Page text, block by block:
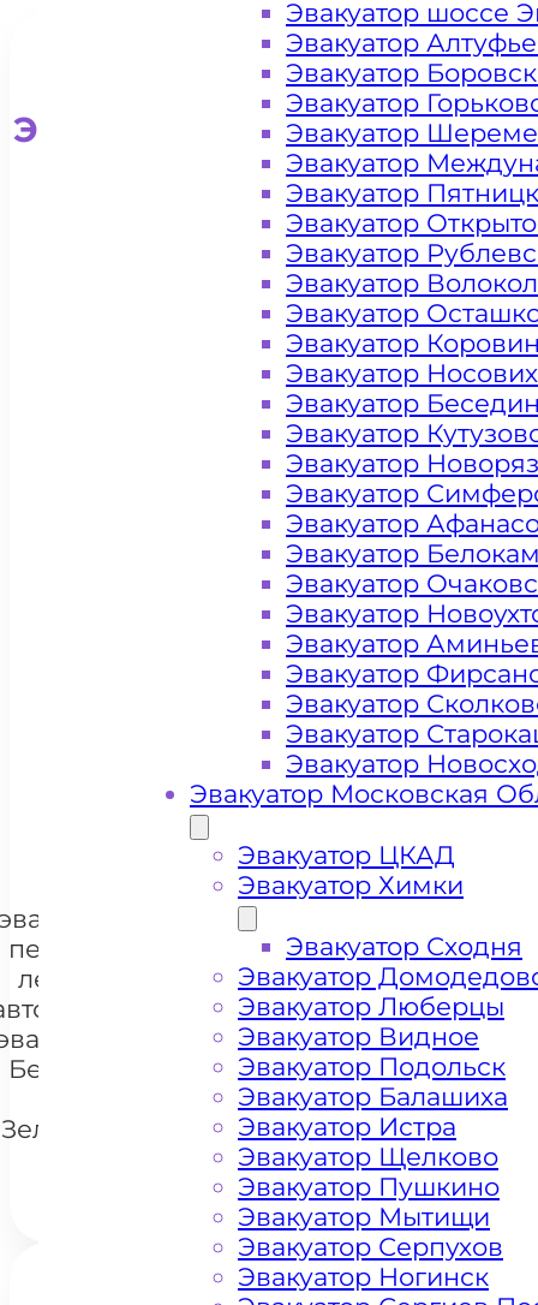
Эвакуатор для легковых
Цена от 4000 рублей
+ 100 РУБЛЕЙ ЗА КИЛОМЕТР
и
перевозки
легковых
Берёзовая
Зеленоград
+7 985 222 99 01
Эвакуатор шоссе
Эвакуатор
Эвакуатор
Эвакуатор
Эвакуатор
Эвакуатор
Эвакуатор
Эвакуатор
Эвакуатор
Эвакуатор
Эвакуатор
Эвакуатор
Эвакуатор
Эвакуатор
Эвакуатор
Эвакуатор
Эвакуатор
Эвакуатор
Эвакуатор
Эвакуатор
Эвакуатор
Эвакуатор
Эвакуатор
Эвакуатор
Эвакуатор
Эвакуатор
Эвакуатор Московская
Эвакуатор ЦКАД
Эвакуатор Химки
Эвакуатор Сходня
Эвакуатор
Эвакуатор Люберцы
Эвакуатор Видное
Эвакуатор Подольск
Эвакуатор Балашиха
Эвакуатор Истра
Эвакуатор Щелково
Эвакуатор Пушкино
Эвакуатор Мытищи
Эвакуатор Серпухов
Эвакуатор Ногинск